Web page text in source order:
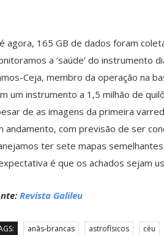
agora, 165 GB de dados foram
a ‘saúde’ do instrumento
Ceja, membro da operação na
um instrumento a 1,5 milhão de
de as imagens da primeira
andamento, com previsão de ser
ter sete mapas
é que os achados sejam
Revista Galileu
anãs-brancas astrofísicos céu